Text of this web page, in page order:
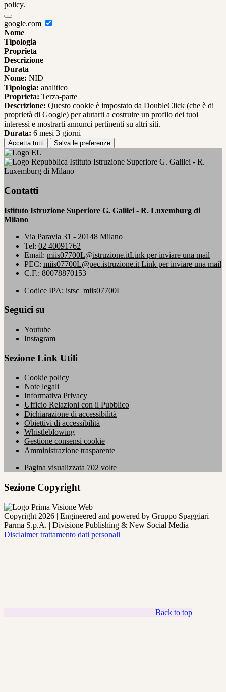
policy.
google.com
Nome
Tipologia
Proprieta
Descrizione
Durata
Nome: NID
Tipologia: analitico
Proprieta: Terza-parte
Descrizione: Questo cookie è impostato da DoubleClick (che è di
proprietà di Google) per aiutarti a costruire un profilo dei tuoi
interessi e mostrarti annunci pertinenti su altri siti.
Durata: 6 mesi 3 giorni
Accetta tutti Salva le preferenze
Istituto Istruzione Superiore G. Galilei - R.
Luxemburg di Milano
Contatti
Istituto Istruzione Superiore G. Galilei - R. Luxemburg di
Milano
Via Paravia 31 - 20148 Milano
Tel: 02 40091762
Email: miis07700L@istruzione.itLink per inviare una mail
PEC: miis07700L@pec.istruzione.it Link per inviare una mail
C.F.: 80078870153
Codice IPA: istsc_miis07700L
Seguici su
Youtube
Instagram
Sezione Link Utili
Cookie policy
Note legali
Informativa Privacy
Ufficio Relazioni con il Pubblico
Dichiarazione di accessibilità
Obiettivi di accessibilità
Whistleblowing
Gestione consensi cookie
Amministrazione trasparente
Pagina visualizzata 702 volte
Sezione Copyright
Copyright 2026 | Engineered and powered by Gruppo Spaggiari
Parma S.p.A. | Divisione Publishing & New Social Media
Disclaimer trattamento dati personali
Back to top